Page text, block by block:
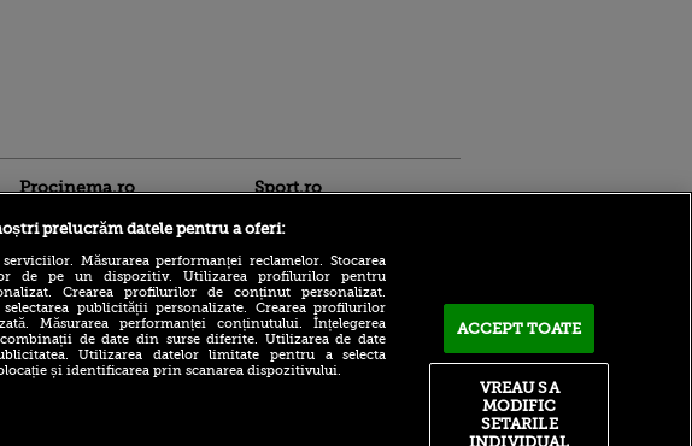
Procinema.ro
Emoții intense pentru
Sport.ro
Bogdan Lobonț și Robert
Niță sunt invitații lui Andrei
Grecu, ACUM, la VOYO
prelucrăm datele pentru a oferi:
Măsurarea performanței reclamelor. Stocarea
de pe un dispozitiv. Utilizarea profilurilor pentru
Crearea profilurilor de conținut personalizat.
publicității personalizate. Crearea profilurilor
Măsurarea performanței conținutului. Înțelegerea
de date din surse diferite. Utilizarea de date
Utilizarea datelor limitate pentru a selecta
și identificarea prin scanarea dispozitivului.
ACCEPT TOATE
VREAU SA
MODIFIC
SETARILE
INDIVIDUAL